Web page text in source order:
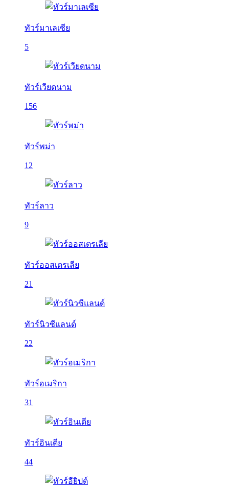
ทัวร์มาเลเซีย
5
ทัวร์เวียดนาม
156
ทัวร์พม่า
12
ทัวร์ลาว
9
ทัวร์ออสเตรเลีย
21
ทัวร์นิวซีแลนด์
22
ทัวร์อเมริกา
31
ทัวร์อินเดีย
44